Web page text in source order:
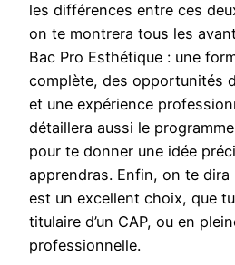
les différences entre ces
on te montrera tous les
Bac Pro Esthétique : une
complète, des opportunités
et une expérience
détaillera aussi le
pour te donner une idée
apprendras. Enfin, on te dira
est un excellent choix, que
titulaire d’un CAP, ou en
professionnelle.